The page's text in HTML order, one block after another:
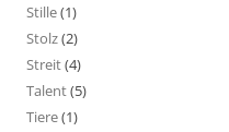
Stille(1)
Stolz(2)
Streit(4)
Talent(5)
Tiere(1)